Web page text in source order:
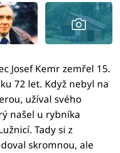
Josef Kemr zemřel 15.
72 let. Když nebyl na
užíval svého
našel u rybníka
Tady si z
skromnou, ale